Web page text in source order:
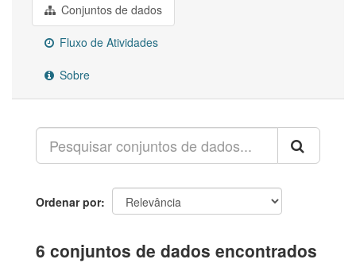
Conjuntos de dados
Fluxo de Atividades
Sobre
Ordenar por
6 conjuntos de dados encontrados